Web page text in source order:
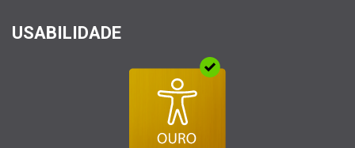
USABILIDADE